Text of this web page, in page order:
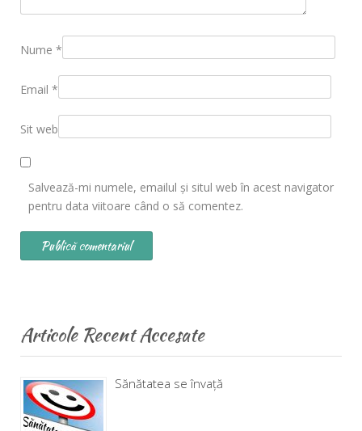
Nume *
Email *
Sit web
Salvează-mi numele, emailul și situl web în acest navigator
pentru data viitoare când o să comentez.
Articole Recent Accesate
Sănătatea se învață